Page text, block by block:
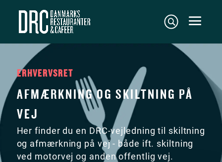
ERHVERVSRET
AFMÆRKNING OG SKILTNING PÅ
VEJ
Her finder du en DRC-vejledning til skiltning
og afmærkning på vej - både ift. skiltning
ved motorvej og anden offentlig vej.